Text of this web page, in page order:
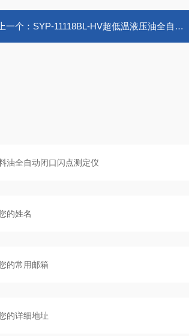
上一个： SYP-11118BL-HV超低温液压油全自动闭口闪点试验器